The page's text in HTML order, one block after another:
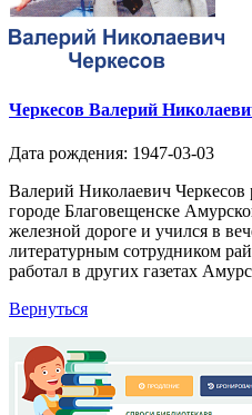
Черкесов Валерий
Дата рождения: 1947-03-03
Валерий Николаевич Черкесов
городе Благовещенске
железной дороге и учился в
литературным сотрудником
работал в других газетах
Вернуться